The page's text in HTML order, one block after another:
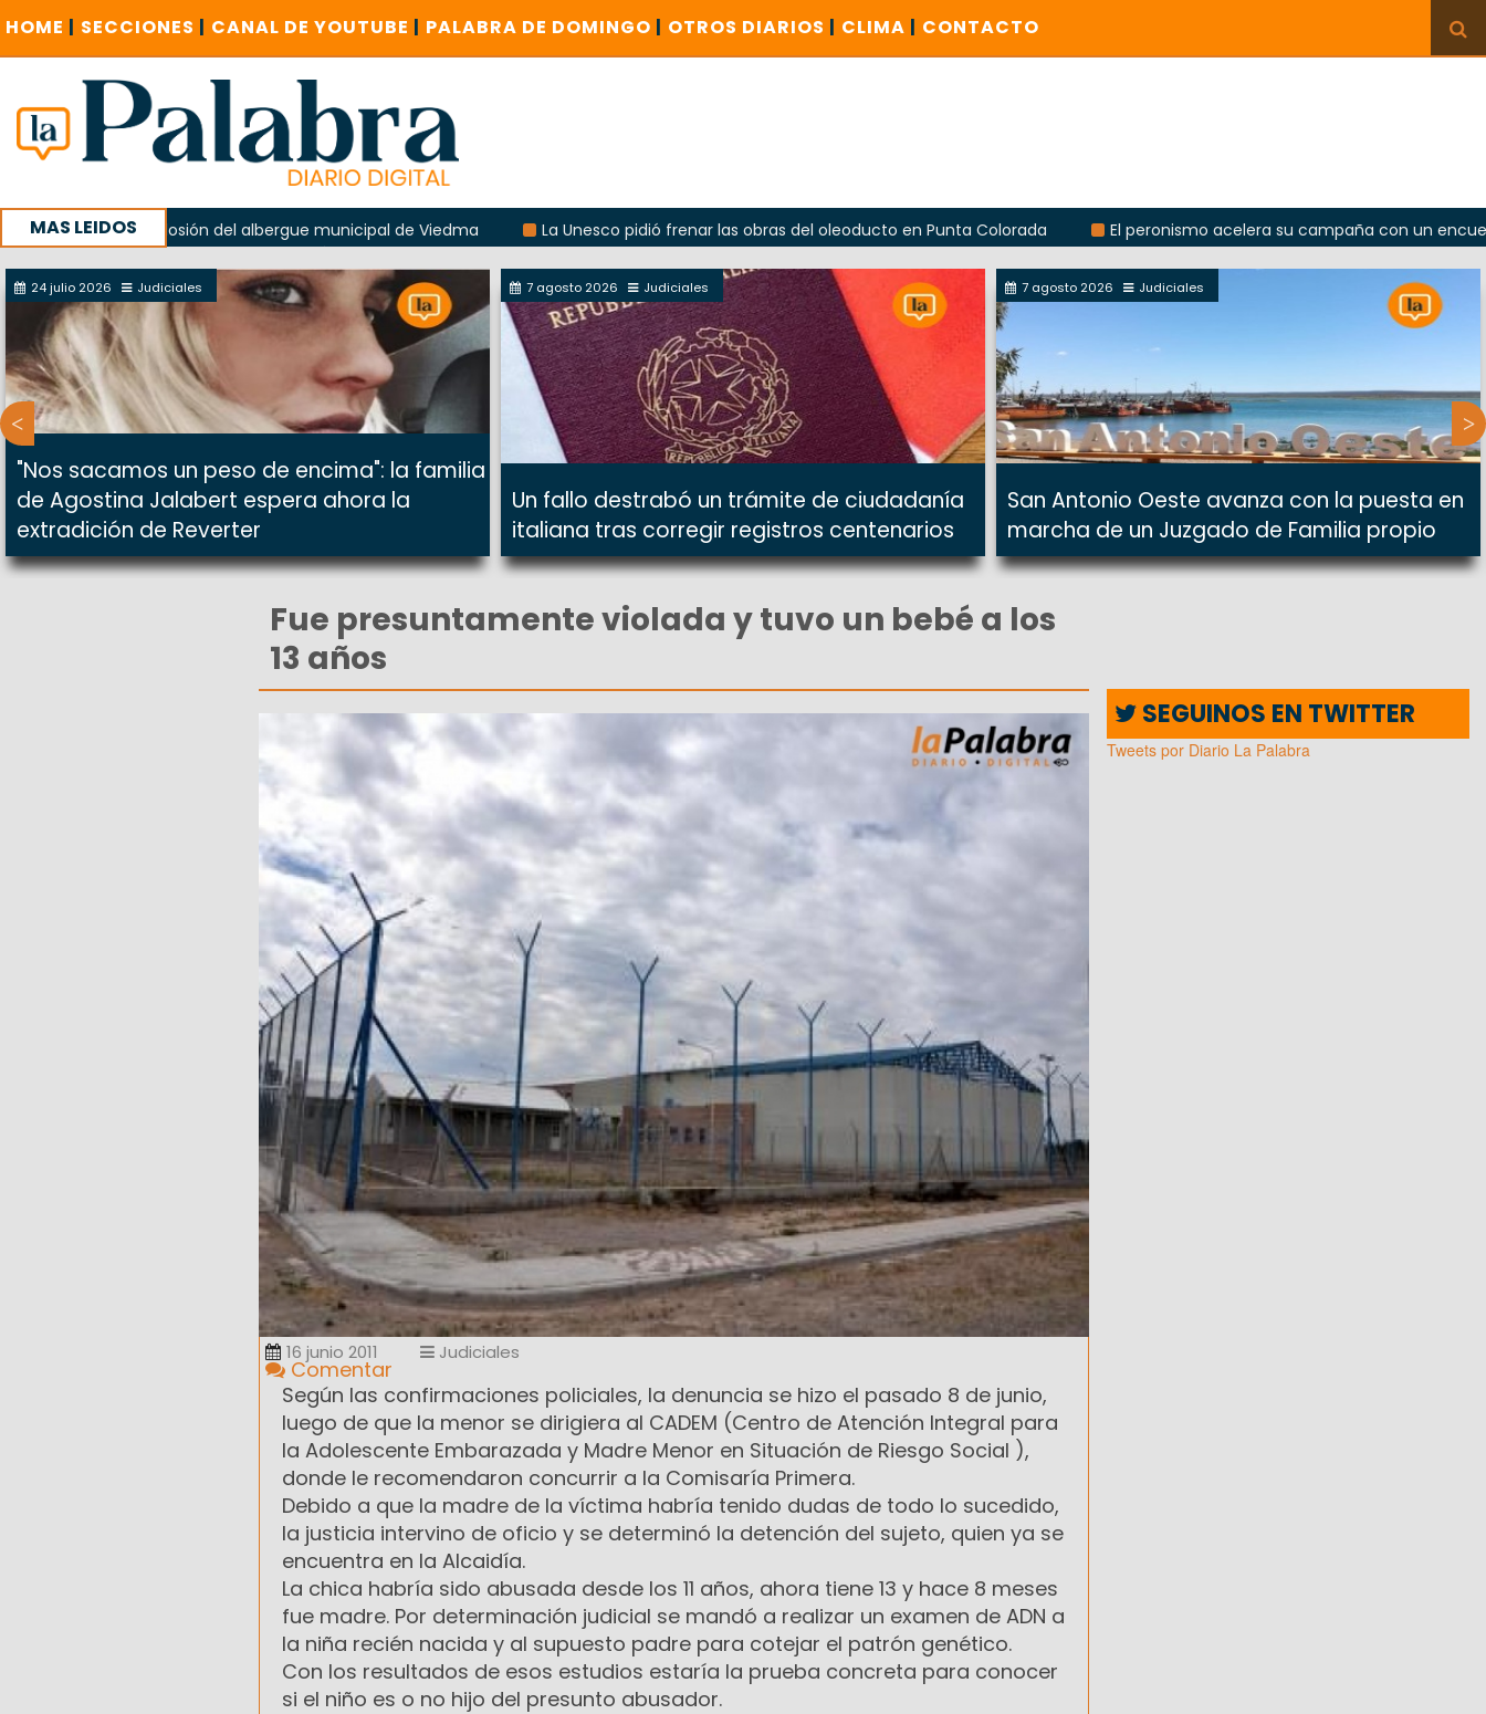
HOME | SECCIONES | CANAL DE YOUTUBE | PALABRA DE DOMINGO | OTROS DIARIOS | CLIMA | CONTACTO
MAS LEIDOS
en la explosión del albergue municipal de Viedma La Unesco pidió frenar las obras del oleoducto en Punta Colorada
El peronismo acelera su campaña con un encuentro
investigue contratación de baños de la Feria
24 julio 2026 Judiciales
"Nos sacamos un peso de encima": la familia
de Agostina Jalabert espera ahora la
extradición de Reverter
7 agosto 2026 Judiciales
Un fallo destrabó un trámite de ciudadanía
italiana tras corregir registros centenarios
7 agosto 2026 Judiciales
San Antonio Oeste avanza con la puesta en
marcha de un Juzgado de Familia propio
Fue presuntamente violada y tuvo un bebé a los
13 años
16 junio 2011 Judiciales
Comentar
Según las confirmaciones policiales, la denuncia se hizo el pasado 8 de junio,
luego de que la menor se dirigiera al CADEM (Centro de Atención Integral para
la Adolescente Embarazada y Madre Menor en Situación de Riesgo Social ),
donde le recomendaron concurrir a la Comisaría Primera.
Debido a que la madre de la víctima habría tenido dudas de todo lo sucedido,
la justicia intervino de oficio y se determinó la detención del sujeto, quien ya se
encuentra en la Alcaidía.
La chica habría sido abusada desde los 11 años, ahora tiene 13 y hace 8 meses
fue madre. Por determinación judicial se mandó a realizar un examen de ADN a
la niña recién nacida y al supuesto padre para cotejar el patrón genético.
Con los resultados de esos estudios estaría la prueba concreta para conocer
si el niño es o no hijo del presunto abusador.
SEGUINOS EN TWITTER
Tweets por Diario La Palabra